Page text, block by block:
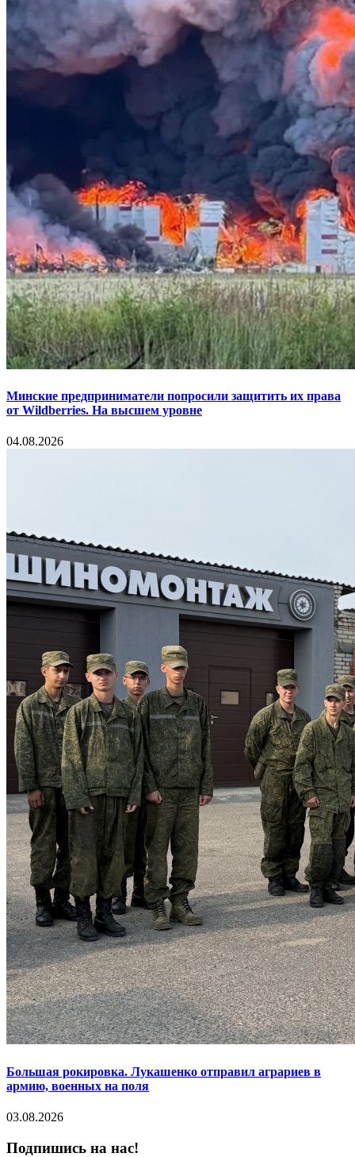
Минские предприниматели попросили защитить их права
от Wildberries. На высшем уровне
04.08.2026
Большая рокировка. Лукашенко отправил аграриев в
армию, военных на поля
03.08.2026
Подпишись на нас!